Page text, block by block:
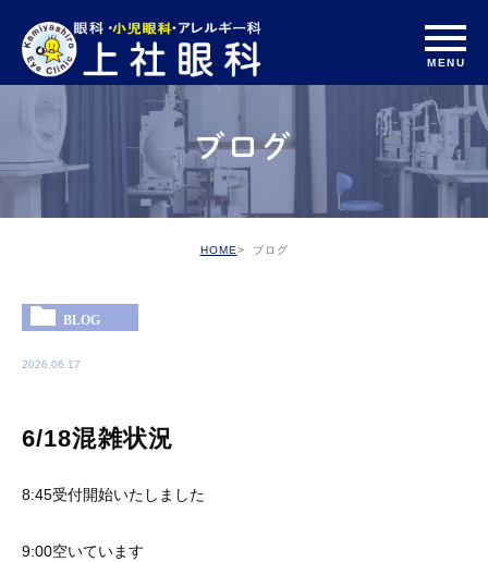
ブログ
HOME ブログ
BLOG
2026.06.17
6/18混雑状況
8:45受付開始いたしました
9:00空いています